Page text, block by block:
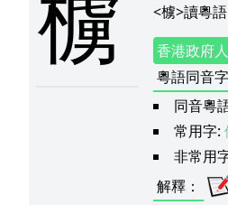
<㯭>讀粵語
香港政府
粵語同音
同音粵
常用字:
非常用
解釋：